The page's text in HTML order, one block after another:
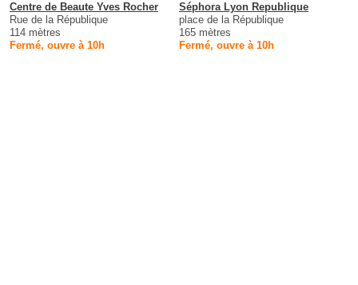
Centre de Beaute Yves Rocher
Rue de la République
114 mètres
Fermé, ouvre à 10h
Séphora Lyon Republique
place de la République
165 mètres
Fermé, ouvre à 10h